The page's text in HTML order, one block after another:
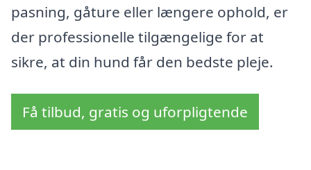
pasning, gåture eller længere ophold, er
der professionelle tilgængelige for at
sikre, at din hund får den bedste pleje.
Få tilbud, gratis og uforpligtende